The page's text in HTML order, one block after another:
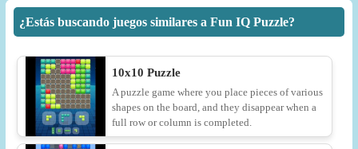
¿Estás buscando juegos similares a Fun IQ Puzzle?
10x10 Puzzle
A puzzle game where you place pieces of various
shapes on the board, and they disappear when a
full row or column is completed.